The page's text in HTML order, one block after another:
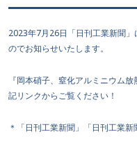
2023年7月26日「日刊工業新聞
のでお知らせいたします。
『岡本硝子、窒化アルミニウム
記リンクからご覧ください！
＊「日刊工業新聞」「日刊工業新